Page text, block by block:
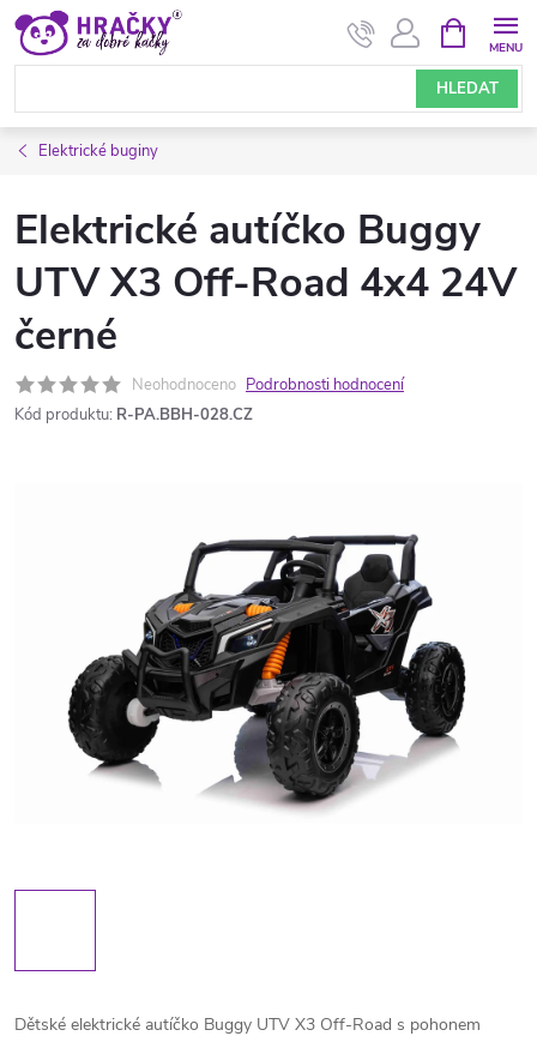
Přejít
obsah
HLEDAT
NÁKUPNÍ
KOŠÍK
Elektrické buginy
Elektrické autíčko Buggy
UTV X3 Off-Road 4x4 24V
černé
Neohodnoceno Podrobnosti hodnocení
Kód produktu: R-PA.BBH-028.CZ
Dětské elektrické autíčko Buggy UTV X3 Off-Road s pohonem